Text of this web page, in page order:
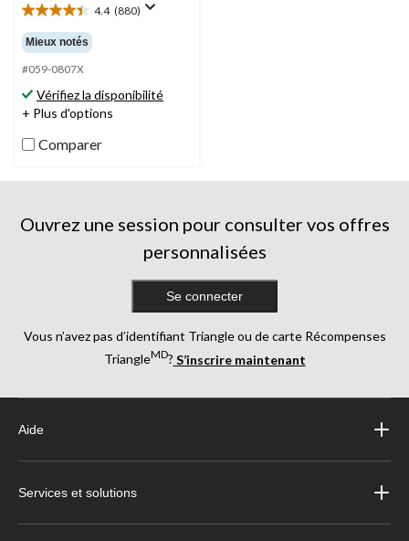
4.4 (880)
4.4
étoile(s)
sur
5.
880
évaluations
Mieux notés
#059-0807X
Vérifiez la disponibilité
+ Plus d'options
Comparer
Ouvrez une session pour consulter vos offres
personnalisées
Se connecter
Vous n’avez pas d’identifiant Triangle ou de carte Récompenses
TriangleMD? S’inscrire maintenant
Aide
Services et solutions